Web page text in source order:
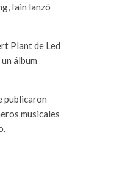
Iain lanzó
Plant de Led
álbum
publicaron
musicales